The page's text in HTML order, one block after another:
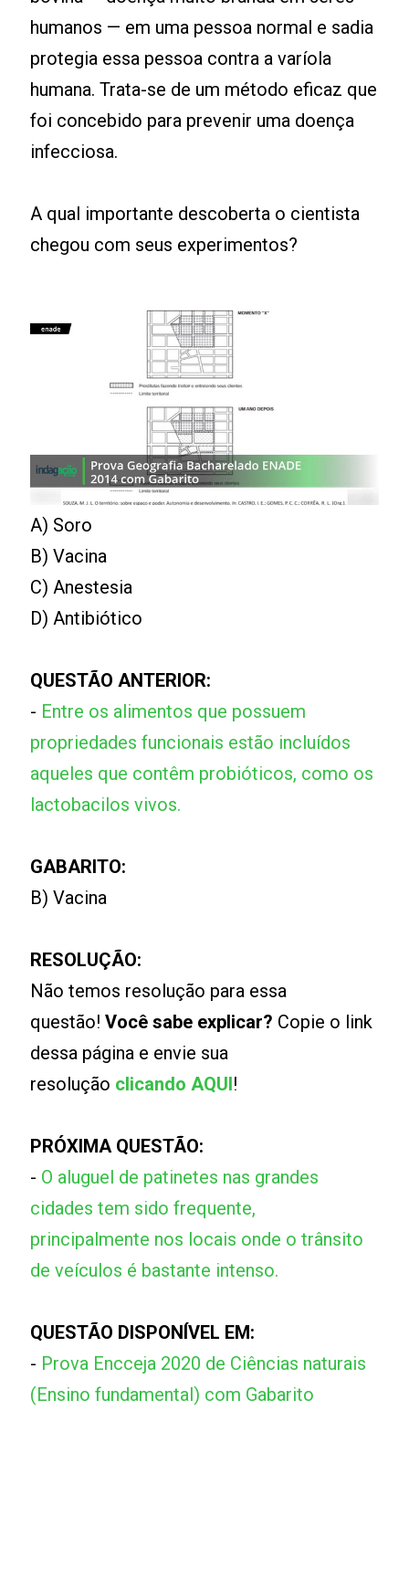
humanos — em uma pessoa normal e sadia
protegia essa pessoa contra a varíola
humana. Trata-se de um método eficaz que
foi concebido para prevenir uma doença
infecciosa.
A qual importante descoberta o cientista
chegou com seus experimentos?
A) Soro
B) Vacina
C) Anestesia
D) Antibiótico
QUESTÃO ANTERIOR:
- Entre os alimentos que possuem
propriedades funcionais estão incluídos
aqueles que contêm probióticos, como os
lactobacilos vivos.
GABARITO:
B) Vacina
RESOLUÇÃO:
Não temos resolução para essa
questão!Você sabe explicar? Copie o link
dessa página e envie sua
resolução clicando AQUI!
PRÓXIMA QUESTÃO:
- O aluguel de patinetes nas grandes
cidades tem sido frequente,
principalmente nos locais onde o trânsito
de veículos é bastante intenso.
QUESTÃO DISPONÍVEL EM:
- Prova Encceja 2020 de Ciências naturais
(Ensino fundamental) com Gabarito